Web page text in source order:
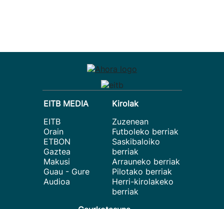
EITB MEDIA
EITB
Orain
ETBON
Gaztea
Makusi
Guau - Gure
Audioa
Kirolak
Zuzenean
Futboleko berriak
Saskibaloiko
berriak
Arrauneko berriak
Pilotako berriak
Herri-kirolakeko
berriak